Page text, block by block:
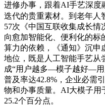
进修办事，跟着AI手艺深度
迭代的贵重素材。到老年人
57次《中国互联收集成长
向愈加智能化、便利化的
算力的依赖，《通知》沉申
地位，既是人工智能手艺从
成“用户越多—模子越好—用
普及率达42.8%，企业必需
物和办事质量。AI大模子用
25.2个百分点。